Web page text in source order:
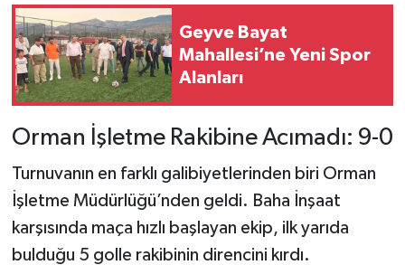
Geyve Bayat
Mahallesi’ne Yeni Spor
Alanları
Orman İşletme Rakibine Acımadı: 9-0
Turnuvanın en farklı galibiyetlerinden biri Orman
İşletme Müdürlüğü’nden geldi. Baha İnşaat
karşısında maça hızlı başlayan ekip, ilk yarıda
bulduğu 5 golle rakibinin direncini kırdı.